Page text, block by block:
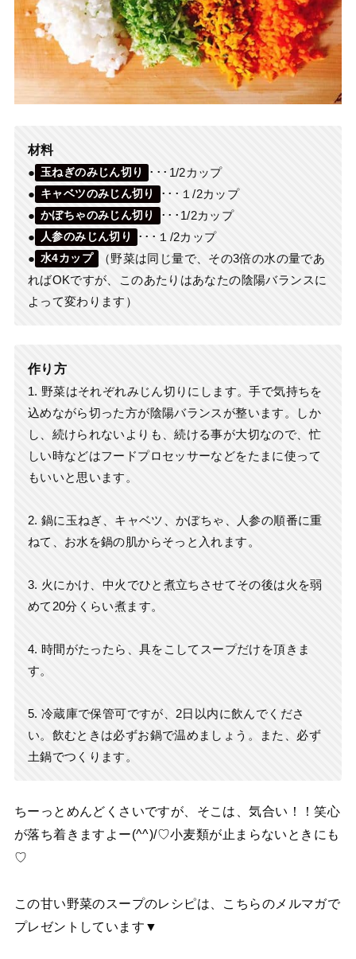
材料
● 玉ねぎのみじん切り
･･･1/2カップ
● キャベツのみじん切り
･･･１/2カップ
● かぼちゃのみじん切り
･･･1/2カップ
●
人参のみじん切り
･･･１/2カップ
● 水4カップ
（野菜は同じ量で、その3倍の水の量であ
ればOKですが、このあたりはあなたの陰陽バランスに
よって変わります）
作り方
1. 野菜はそれぞれみじん切りにします。手で気持ちを
込めながら切った方が陰陽バランスが整います。しか
し、続けられないよりも、続ける事が大切なので、忙
しい時などはフードプロセッサーなどをたまに使って
もいいと思います。
2. 鍋に玉ねぎ、キャベツ、かぼちゃ、人参の順番に重
ねて、お水を鍋の肌からそっと入れます。
3. 火にかけ、中火でひと煮立ちさせてその後は火を弱
めて20分くらい煮ます。
4. 時間がたったら、具をこしてスープだけを頂きま
す。
5. 冷蔵庫で保管可ですが、2日以内に飲んでくださ
い。飲むときは必ずお鍋で温めましょう。また、必ず
土鍋でつくります。
ちーっとめんどくさいですが、そこは、気合い！！笑心
が落ち着きますよー(^^)/♡小麦類が止まらないときにも
♡
この甘い野菜のスープのレシピは、こちらのメルマガで
プレゼントしています▼